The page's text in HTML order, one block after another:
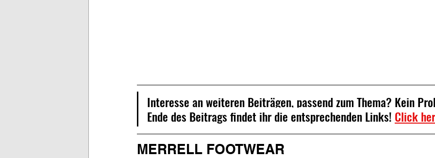
Interesse an weiteren Beiträgen, passend zum Thema? Kein
Ende des Beitrags findet ihr die entsprechenden Links! Click
MERRELL FOOTWEAR